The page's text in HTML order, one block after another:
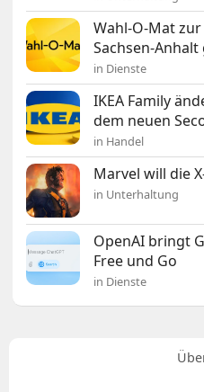
Wahl-O-Mat
Sachsen-
in Dienste
IKEA Family
dem neuen
in Handel
Marvel will die
in Unterhaltung
OpenAI bringt
Free und Go
in Dienste